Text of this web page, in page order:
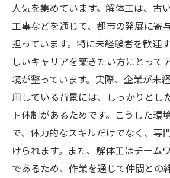
人気を集めています。解体工は、古
工事などを通じて、都市の発展に寄
担っています。特に未経験者を歓迎
しいキャリアを築きたい方にとって
境が整っています。実際、企業が未
用している背景には、しっかりとし
ト体制があるためです。こうした環
で、体力的なスキルだけでなく、専
けられます。また、解体工はチーム
であるため、作業を通じて仲間との